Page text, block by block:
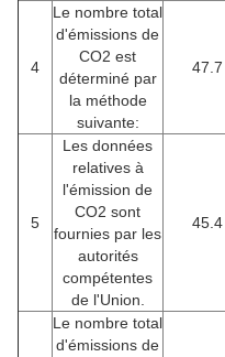
4
Le nombre total
d'émissions de
CO2 est
déterminé par
la méthode
suivante:
47.7
5
Les données
relatives à
l'émission de
CO2 sont
fournies par les
autorités
compétentes
de l'Union.
45.4
Le nombre total
d'émissions de